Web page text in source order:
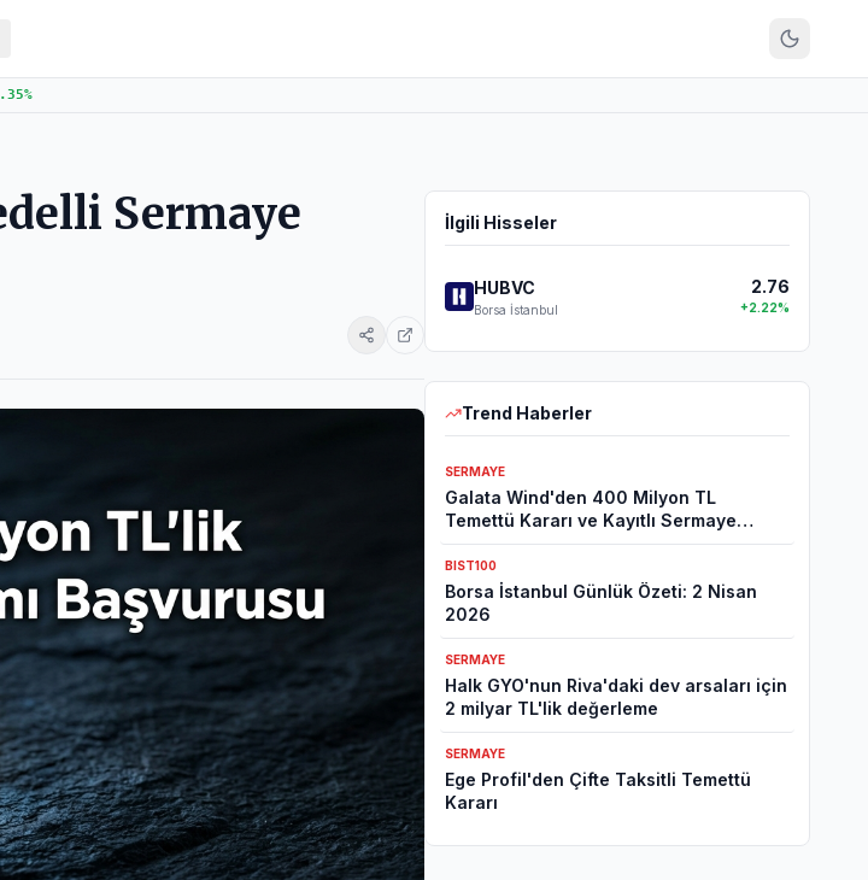
%
Sermaye
İlgili Hisseler
HUBVC
Borsa İstanbul
2.76
+2.22%
Trend Haberler
SERMAYE
Galata Wind'den 400 Milyon TL
Temettü Kararı ve Kayıtlı Sermaye
Tavanı Revizyonu
BIST100
Borsa İstanbul Günlük Özeti: 2 Nisan
2026
SERMAYE
Halk GYO'nun Riva'daki dev arsaları için
2 milyar TL'lik değerleme
SERMAYE
Ege Profil'den Çifte Taksitli Temettü
Kararı